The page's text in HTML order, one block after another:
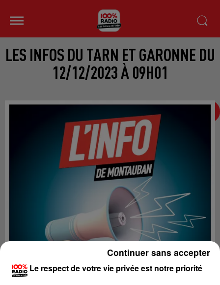
LES INFOS DU TARN ET GARONNE DU
12/12/2023 À 09H01
Le respect de votre vie privée est notre priorité
Continuer sans accepter